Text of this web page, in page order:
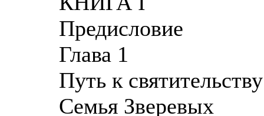
Предисловие
Глава 1
Путь к святительству
Семья Зверевых